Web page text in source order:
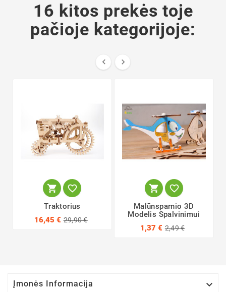
16 kitos prekės toje
pačioje kategorijoje:
 
 
Traktorius
16,45 € 29,90 €
 
Malūnsparnio 3D
Modelis Spalvinimui
1,37 € 2,49 €
Įmonės Informacija 